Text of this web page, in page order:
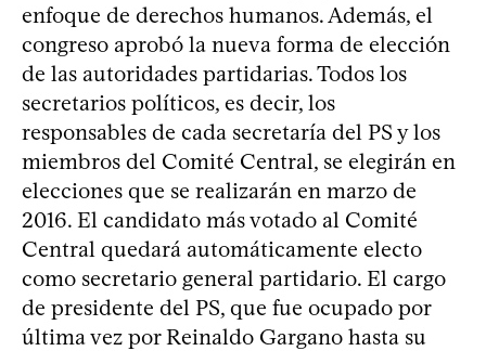
enfoque de derechos humanos. Además, el
congreso aprobó la nueva forma de elección
de las autoridades partidarias. Todos los
secretarios políticos, es decir, los
responsables de cada secretaría del PS y los
miembros del Comité Central, se elegirán en
elecciones que se realizarán en marzo de
2016. El candidato más votado al Comité
Central quedará automáticamente electo
como secretario general partidario. El cargo
de presidente del PS, que fue ocupado por
última vez por Reinaldo Gargano hasta su